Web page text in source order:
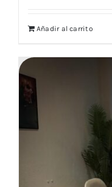
Añadir al carrito